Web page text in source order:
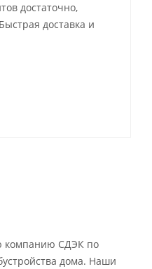
достаточно,
доставка и
компанию СДЭК по
дома. Наши